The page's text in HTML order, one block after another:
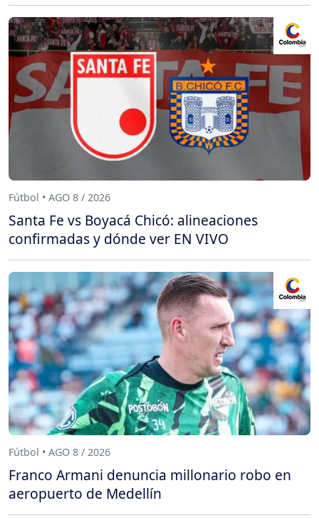
Fútbol • AGO 8 / 2026
Santa Fe vs Boyacá Chicó: alineaciones
confirmadas y dónde ver EN VIVO
Fútbol • AGO 8 / 2026
Franco Armani denuncia millonario robo en
aeropuerto de Medellín